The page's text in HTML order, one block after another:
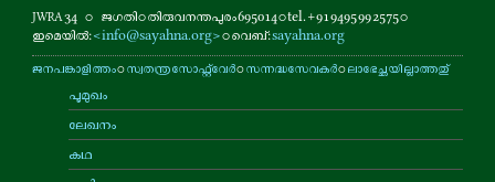
JWRA34 ⚬ ജഗതി ⚬ തിരുവനന്തപുരം 695014 ⚬ tel. +91 9495 99 2575 ⚬
ഇമെയിൽ:<info@sayahna.org>⚬ വെബ്:sayahna.org
ജനപങ്കാളിത്തം⚬സ്വതന്ത്ര സോഫ്റ്റ്‌വേർ⚬സന്നദ്ധസേവകർ⚬ലാഭേച്ഛയില്ലാത്തതു്
പൂമുഖം
ലേഖനം
കഥ